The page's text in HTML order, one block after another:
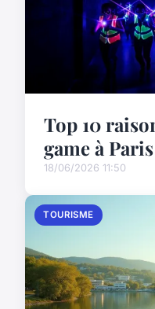
Top 10
game à Paris
18/06/2026 11:50
TOURISME